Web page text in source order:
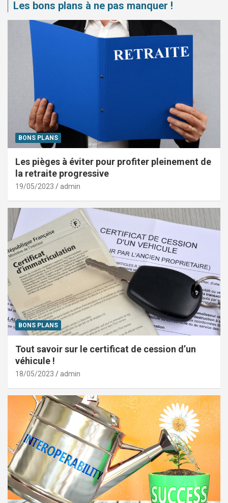
Les bons plans à ne pas manquer !
BONS PLANS
Les pièges à éviter pour profiter pleinement de
la retraite progressive
19/05/2023 admin
BONS PLANS
Tout savoir sur le certificat de cession d’un
véhicule !
18/05/2023 admin